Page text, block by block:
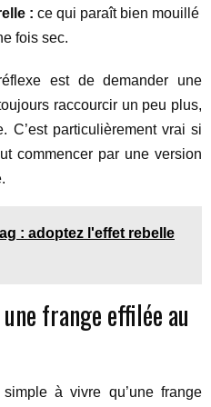
: ce qui paraît bien mouillé
fois sec.
est de demander une
raccourcir un peu plus,
C’est particulièrement vrai si
commencer par une version
: adoptez l'effet rebelle
frange effilée au
à vivre qu’une frange